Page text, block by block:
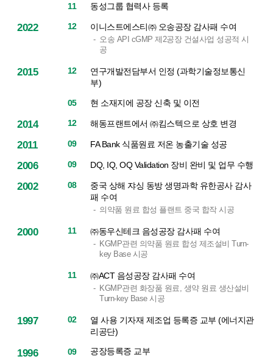
11 동성그룹 협력사 등록
2022 12 이니스트에스티㈜ 오송공장 감사패 수여
오송 API cGMP 제2공장 건설사업 성공적 시
공
2015 12
연구개발전담부서 인정 (과학기술정보통신
부)
05 현 소재지에 공장 신축 및 이전
2014 12 해동프랜트에서 ㈜킴스텍으로 상호 변경
2011 09 FA Bank 식품원료 저온 농출기술 성공
2006 09 DQ, IQ, OQ Validation 장비 완비 및 업무 수행
2002 08
중국 상해 쟈싱 동방 생명과학 유한공사 감사
패 수여
의약품 원료 합성 플랜트 중국 합작 시공
2000 11 ㈜동우신테크 음성공장 감사패 수여
KGMP관련 의약품 원료 합성 제조설비 Turn-
key Base 시공
11 ㈜ACT 음성공장 감사패 수여
KGMP관련 화장품 원료, 생약 원료 생산설비
Turn-key Base 시공
1997 02
열 사용 기자재 제조업 등록증 교부 (에너지관
리공단)
1996 09 공장등록증 교부